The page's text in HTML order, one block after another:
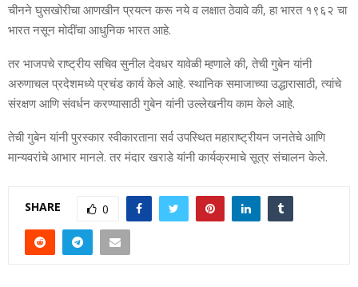
चीनने घुसखोरीचा आणखीन प्रयत्न करू नये व लक्षात ठेवावे की, हा भारत १९६२ चा
भारत नसून मोदींचा आधुनिक भारत आहे.
तर भाजपचे राष्ट्रीय सचिव सुनील देवधर यावेळी म्हणाले की, तेची गुबेन यांनी
अरुणाचल प्रदेशमध्ये प्रचंड कार्य केले आहे. स्थानिक समाजाच्या उद्धारासाठी, त्यांचे
संरक्षण आणि संवर्धन करण्यासाठी गुबेन यांनी उल्लेखनीय काम केले आहे.
तेची गुबेन यांनी पुरस्कार स्वीकारताना सर्व उपस्थित महाराष्ट्रीयन जनतेचे आणि
मान्यवरांचे आभार मानले. तर मंदार खराडे यांनी कार्यक्रमाचे सूत्र संचालन केले.
SHARE 0